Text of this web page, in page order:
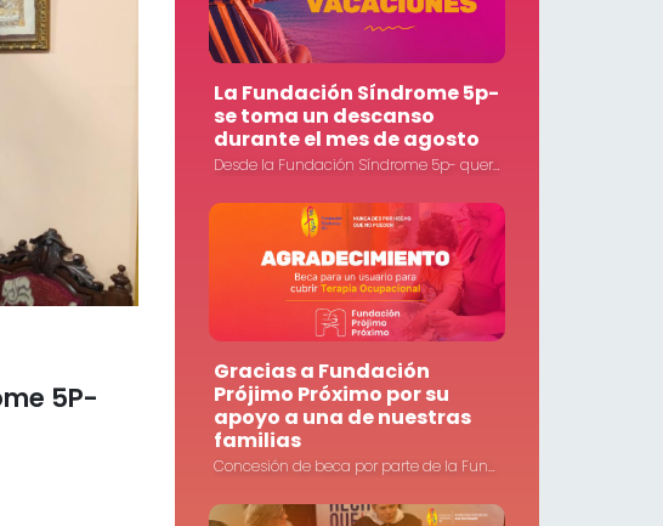
5P-
La Fundación Síndrome 5p-
se toma un descanso
durante el mes de agosto
Desde la Fundación Síndrome 5p- queremos informar a todas las familias, colaboradores, socios, voluntarios y personas que nos acompañan que nuestras instalaciones permanecerán cerradas durante todo el mes de agosto.
Gracias a Fundación
Prójimo Próximo por su
apoyo a una de nuestras
familias
Concesión de beca por parte de la Fundación Prójimo Próximo a uno de nuestros usuarios para cubrir parte de su tratamiento de Terapia Ocupacional.